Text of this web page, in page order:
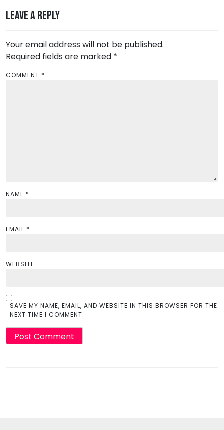
v
g
a
t
Leave a Reply
Your email address will not be published.
Required fields are marked *
COMMENT *
NAME *
EMAIL *
WEBSITE
SAVE MY NAME, EMAIL, AND WEBSITE IN THIS BROWSER FOR THE
NEXT TIME I COMMENT.